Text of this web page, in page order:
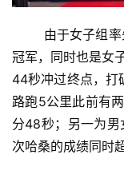
冠军，同时也是女
44秒冲过终点，打
路跑5公里此前有
分48秒；另一为
次哈桑的成绩同时